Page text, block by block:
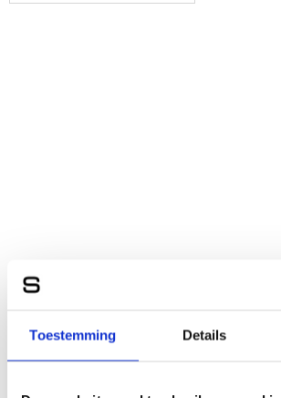
Toestemming Details